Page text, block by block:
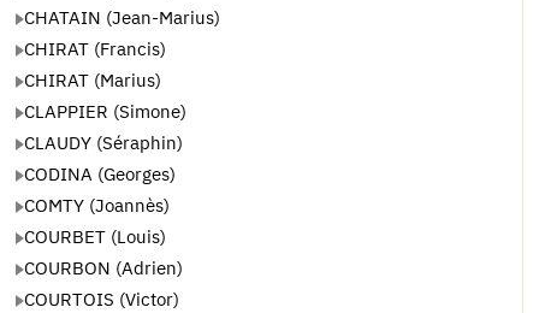
CHATAIN (Jean-Marius)
CHIRAT (Francis)
CHIRAT (Marius)
CLAPPIER (Simone)
CLAUDY (Séraphin)
CODINA (Georges)
COMTY (Joannès)
COURBET (Louis)
COURBON (Adrien)
COURTOIS (Victor)